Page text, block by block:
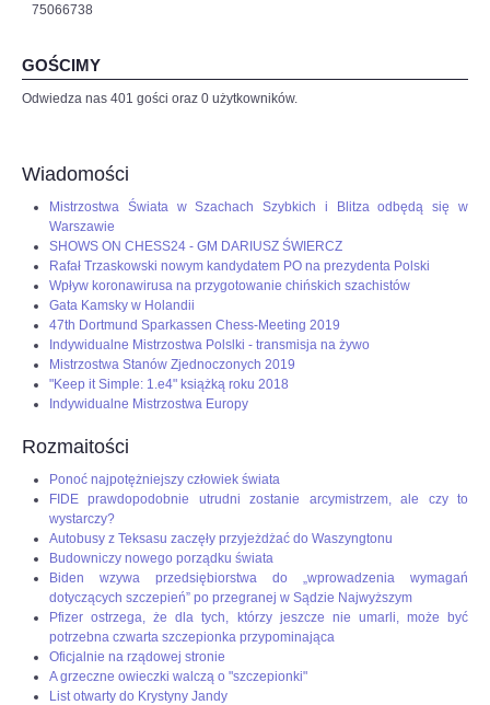
75066738
GOŚCIMY
Odwiedza nas 401 gości oraz 0 użytkowników.
Wiadomości
Mistrzostwa Świata w Szachach Szybkich i Blitza odbędą się w
Warszawie
SHOWS ON CHESS24 - GM DARIUSZ ŚWIERCZ
Rafał Trzaskowski nowym kandydatem PO na prezydenta Polski
Wpływ koronawirusa na przygotowanie chińskich szachistów
Gata Kamsky w Holandii
47th Dortmund Sparkassen Chess-Meeting 2019
Indywidualne Mistrzostwa Polslki - transmisja na żywo
Mistrzostwa Stanów Zjednoczonych 2019
"Keep it Simple: 1.e4" książką roku 2018
Indywidualne Mistrzostwa Europy
Rozmaitości
Ponoć najpotężniejszy człowiek świata
FIDE prawdopodobnie utrudni zostanie arcymistrzem, ale czy to
wystarczy?
Autobusy z Teksasu zaczęły przyjeżdżać do Waszyngtonu
Budowniczy nowego porządku świata
Biden wzywa przedsiębiorstwa do „wprowadzenia wymagań
dotyczących szczepień” po przegranej w Sądzie Najwyższym
Pfizer ostrzega, że dla tych, którzy jeszcze nie umarli, może być
potrzebna czwarta szczepionka przypominająca
Oficjalnie na rządowej stronie
A grzeczne owieczki walczą o "szczepionki"
List otwarty do Krystyny Jandy